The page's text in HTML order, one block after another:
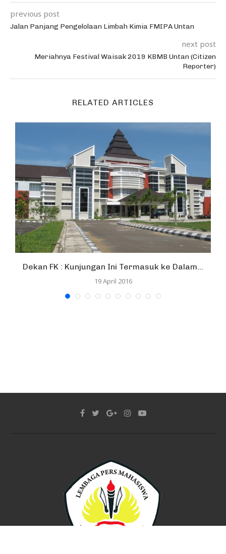
previous post
Jalan Panjang Pengelolaan Limbah Kimia FMIPA Untan
next post
Meriahnya Festival Waisak 2019 KBMB Untan (Citizen
Reporter)
RELATED ARTICLES
Dekan FK : Kunjungan Ini Termasuk ke Dalam...
19 April 2016